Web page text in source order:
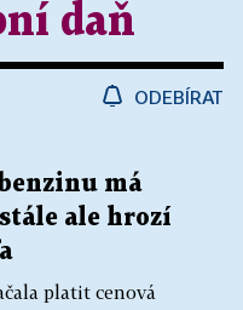
daň
ODEBÍRAT
má
ale hrozí
platit cenová